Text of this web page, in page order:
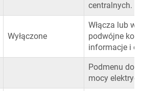
centralnych.
Wyłączone
Włącza lub
podwójne
informacje i
Podmenu do
mocy